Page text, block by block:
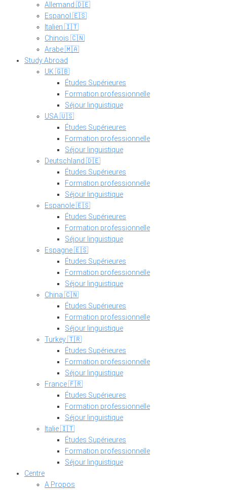
Allemand 🇩🇪
Espanol 🇪🇸
Italien 🇮🇹
Chinois 🇨🇳
Arabe 🇲🇦
Study Abroad
UK 🇬🇧
Études Supérieures
Formation professionnelle
Séjour linguistique
USA 🇺🇸
Études Supérieures
Formation professionnelle
Séjour linguistique
Deutschland 🇩🇪
Études Supérieures
Formation professionnelle
Séjour linguistique
Espanole 🇪🇸
Études Supérieures
Formation professionnelle
Séjour linguistique
Espagne 🇪🇸
Études Supérieures
Formation professionnelle
Séjour linguistique
China 🇨🇳
Études Supérieures
Formation professionnelle
Séjour linguistique
Turkey 🇹🇷
Études Supérieures
Formation professionnelle
Séjour linguistique
France 🇫🇷
Études Supérieures
Formation professionnelle
Séjour linguistique
Italie 🇮🇹
Études Supérieures
Formation professionnelle
Séjour linguistique
Centre
A Propos